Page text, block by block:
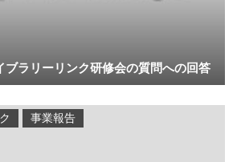
ブラリーリンク研修会の質問への回答
事業報告